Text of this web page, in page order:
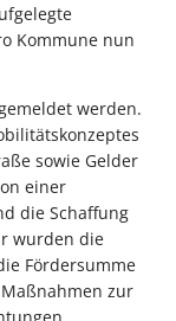
Kommune nun
werden.
sowie Gelder
einer
die Schaffung
wurden die
Fördersumme
zur